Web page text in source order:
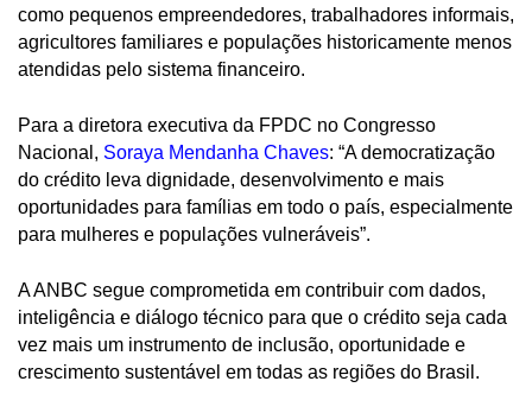
como pequenos empreendedores, trabalhadores informais,
agricultores familiares e populações historicamente menos
atendidas pelo sistema financeiro.
Para a diretora executiva da FPDC no Congresso
Nacional, Soraya Mendanha Chaves: “A democratização
do crédito leva dignidade, desenvolvimento e mais
oportunidades para famílias em todo o país, especialmente
para mulheres e populações vulneráveis”.
A ANBC segue comprometida em contribuir com dados,
inteligência e diálogo técnico para que o crédito seja cada
vez mais um instrumento de inclusão, oportunidade e
crescimento sustentável em todas as regiões do Brasil.